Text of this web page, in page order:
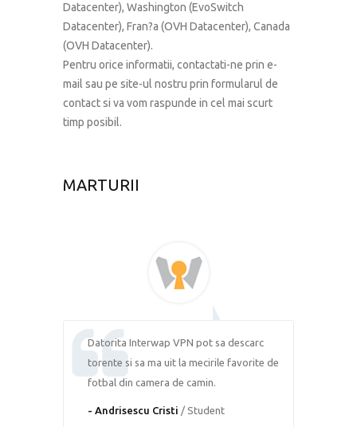
Datacenter), Washington (EvoSwitch
Datacenter), Fran?a (OVH Datacenter), Canada
(OVH Datacenter).
Pentru orice informatii, contactati-ne prin e-
mail sau pe site-ul nostru prin formularul de
contact si va vom raspunde in cel mai scurt
timp posibil.
MARTURII
Datorita Interwap VPN pot sa descarc
torente si sa ma uit la mecirile favorite de
fotbal din camera de camin.
- Andrisescu Cristi / Student